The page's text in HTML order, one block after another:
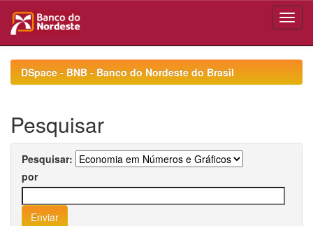
navigationDSpace - BNB - Banco do Nordeste do Brasil
Pesquisar
Pesquisar:
por